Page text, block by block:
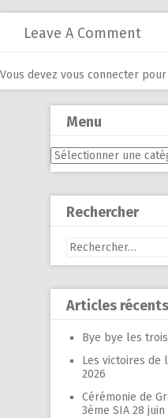
Leave A Comment
Vous devez vous connecter
Menu
Menu
Rechercher
Rechercher :
Articles récents
Bye bye les
Les victoires de
2026
Cérémonie de
3ème SIA 28 juin